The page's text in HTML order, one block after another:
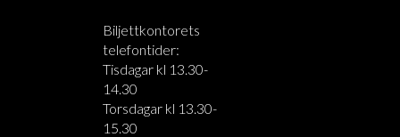
Biljettkontorets
telefontider:
Tisdagar kl 13.30-
14.30
Torsdagar kl 13.30-
15.30